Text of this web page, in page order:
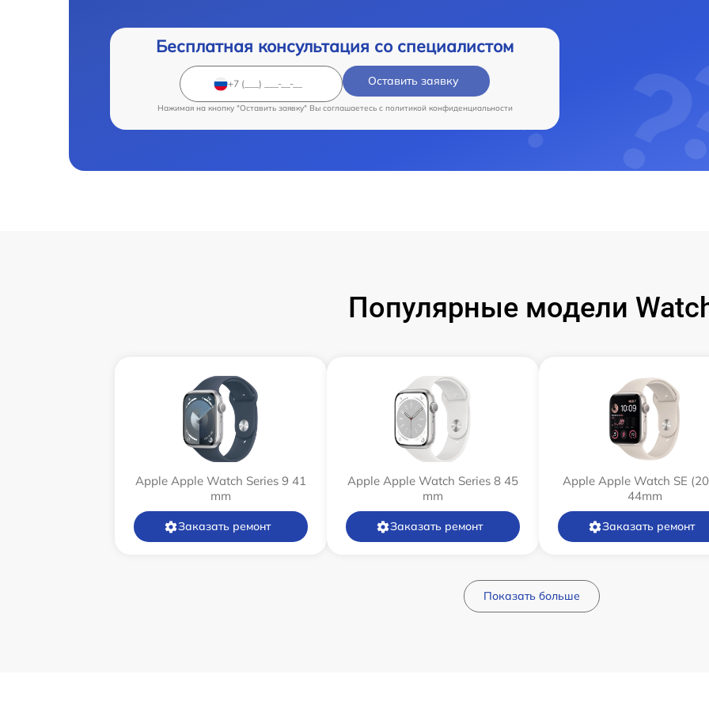
Бесплатная консультация со специалистом
Оставить заявку
Нажимая на кнопку "Оставить заявку" Вы соглашаетесь c политикой конфиденциальности
Популярные модели
Apple Apple Watch Series 9 41
mm
Заказать ремонт
Apple Apple Watch Series 8 45
mm
Заказать ремонт
Apple Apple Watch SE
44mm
Заказать ремонт
Показать больше